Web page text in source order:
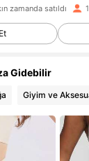
Takipçiler
Takipçiler
Takipçiler
Takipçiler
Takipçiler
Takipçiler
zamanda satıldı
Gidebilir
Giyim ve